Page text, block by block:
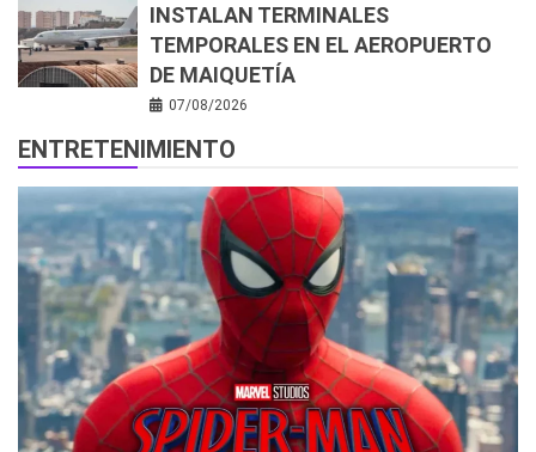
INSTALAN TERMINALES
TEMPORALES EN EL AEROPUERTO
DE MAIQUETÍA
07/08/2026
ENTRETENIMIENTO